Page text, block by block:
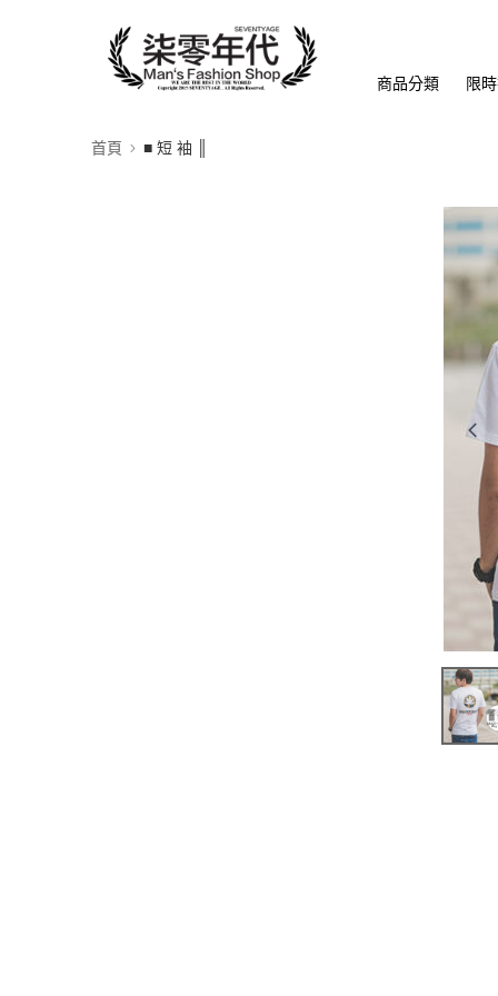
商品分類 限
首頁 ■ 短 袖 ║